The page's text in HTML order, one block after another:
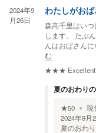
2024年9
月26日
わたしがお
森高千里はい
します。 たぶ
んはおばさん
む
★★★
夏のおわり
★50 現
2024年9月
夏のおわり